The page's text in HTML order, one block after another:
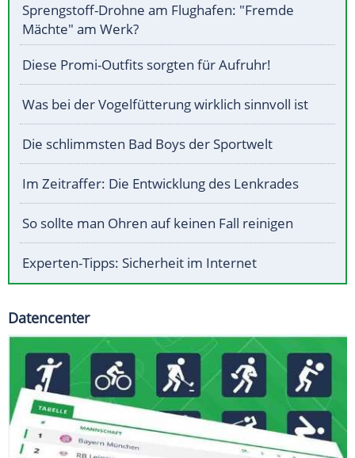
Sprengstoff-Drohne am Flughafen: "Fremde
Mächte" am Werk?
Diese Promi-Outfits sorgten für Aufruhr!
Was bei der Vogelfütterung wirklich sinnvoll ist
Die schlimmsten Bad Boys der Sportwelt
Im Zeitraffer: Die Entwicklung des Lenkrades
So sollte man Ohren auf keinen Fall reinigen
Experten-Tipps: Sicherheit im Internet
Datencenter